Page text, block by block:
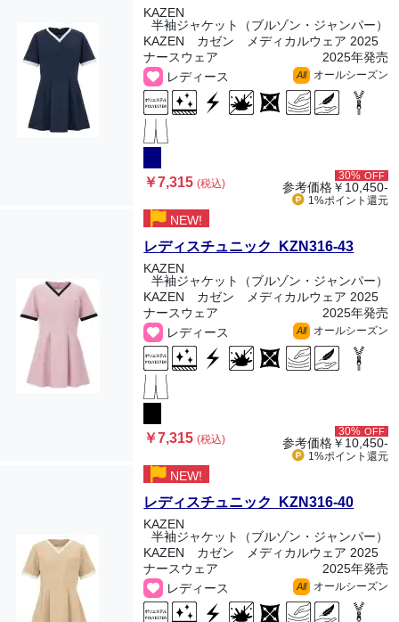
KAZEN
半袖ジャケット（ブルゾン・ジャンパー）
KAZEN カゼン メディカルウェア 2025
ナースウェア
2025年発売
レディース
All オールシーズン
￥7,315(税込)
30% OFF
参考価格￥10,450-
1%ポイント 還元
NEW!
レディスチュニック KZN316-43
KAZEN
半袖ジャケット（ブルゾン・ジャンパー）
KAZEN カゼン メディカルウェア 2025
ナースウェア
2025年発売
レディース
All オールシーズン
￥7,315(税込)
30% OFF
参考価格￥10,450-
1%ポイント 還元
NEW!
レディスチュニック KZN316-40
KAZEN
半袖ジャケット（ブルゾン・ジャンパー）
KAZEN カゼン メディカルウェア 2025
ナースウェア
2025年発売
レディース
All オールシーズン